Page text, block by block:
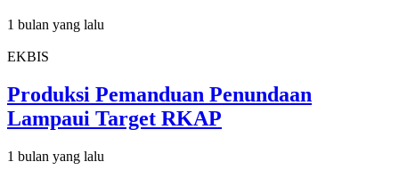
1 bulan yang lalu
EKBIS
Produksi Pemanduan Penundaan
Lampaui Target RKAP
1 bulan yang lalu